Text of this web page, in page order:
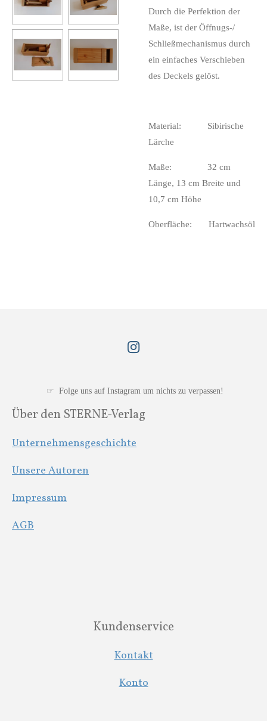
Durch die Perfektion der
Maße, ist der Öffnugs-/
Schließmechanismus durch
ein einfaches Verschieben
des Deckels gelöst.
Material: Sibirische
Lärche
Maße: 32 cm
Länge, 13 cm Breite und
10,7 cm Höhe
Oberfläche: Hartwachsöl
I
t
g
a
☞ Folge uns auf Instagram um nichts zu verpassen!
Über den STERNE-Verlag
Unternehmensgeschichte
Unsere Autoren
Impressum
AGB
Kundenservice
Kontakt
Konto